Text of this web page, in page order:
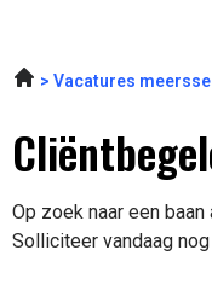
Vacatures
Op zoek naar een
Solliciteer vandaag